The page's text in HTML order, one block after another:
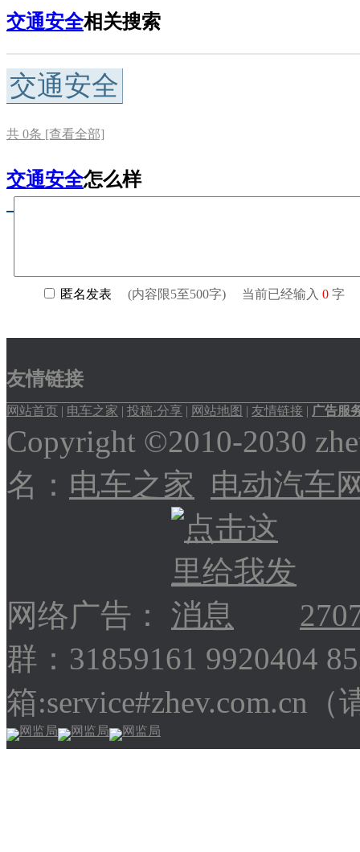
交通安全相关搜索
交通安全
共 0条 [查看全部]
交通安全怎么样
友情链接
网站首页 | 电车之家 | 投稿·分享 | 网站地图 | 友情链接 | 广告服
Copyright ©2010-2030
名： 电车之家 电动汽车
网络广告：
群：31859161 9920404
箱:service#zhev.com.cn